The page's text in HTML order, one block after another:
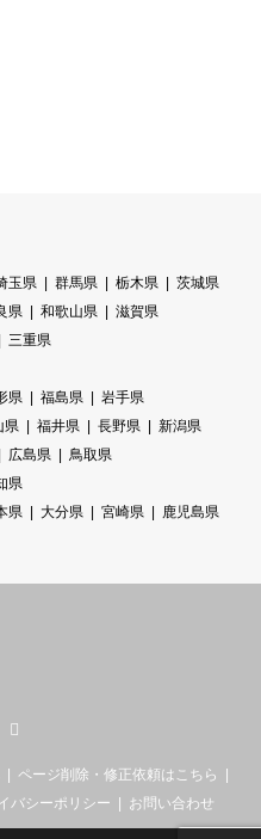
玉県 群馬県 栃木県
茨城県
県 和歌山県
滋賀県
三重県
県 福島県
岩手県
県 福井県 長野県
新潟県
広島県
鳥取県
県
県 大分県 宮崎県
鹿児島県
ページ削除・修正依頼はこちら
バシーポリシー お問い合わせ